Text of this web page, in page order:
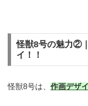
怪獣8号の魅力②
イ！！
怪獣8号は、 作画デザ